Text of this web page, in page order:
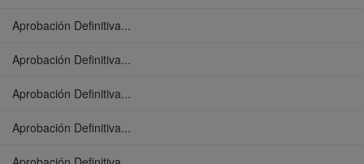
Aprobación Definitiva...
Aprobación Definitiva...
Aprobación Definitiva...
Aprobación Definitiva...